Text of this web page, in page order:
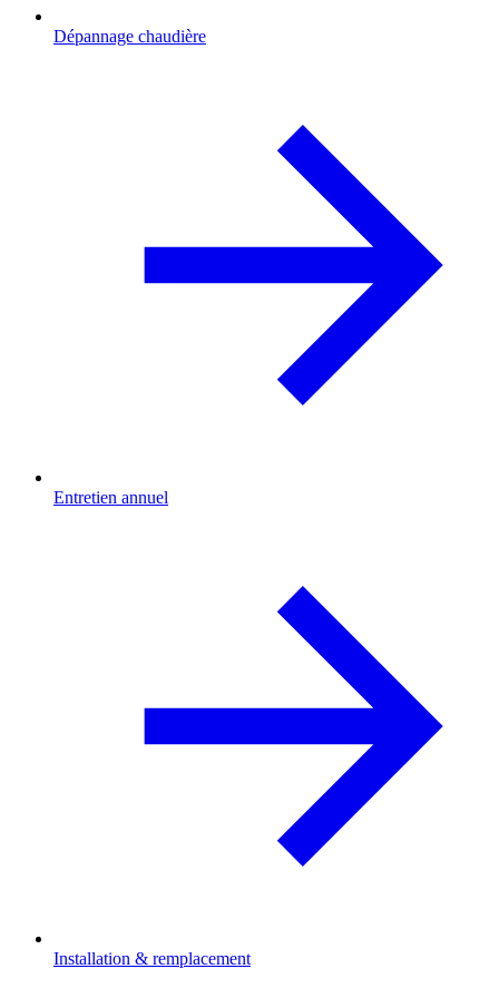
Dépannage chaudière
Entretien annuel
Installation & remplacement